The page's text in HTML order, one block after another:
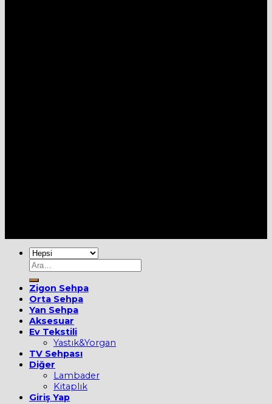
Ara:
Zigon Sehpa
Orta Sehpa
Yan Sehpa
Aksesuar
Ev Tekstili
Yastık&Yorgan
TV Sehpası
Diğer
Lambader
Kitaplık
Giriş Yap